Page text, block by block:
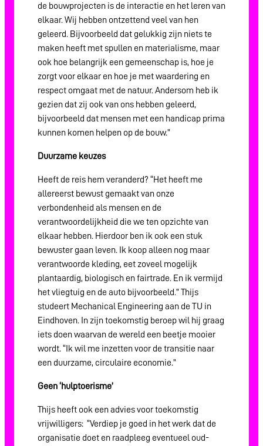
de bouwprojecten is de interactie en het leren van
elkaar. Wij hebben ontzettend veel van hen
geleerd. Bijvoorbeeld dat gelukkig zijn niets te
maken heeft met spullen en materialisme, maar
ook hoe belangrijk een gemeenschap is, hoe je
zorgt voor elkaar en hoe je met waardering en
respect omgaat met de natuur. Andersom heb ik
gezien dat zij ook van ons hebben geleerd,
bijvoorbeeld dat mensen met een handicap prima
kunnen komen helpen op de bouw.”
Duurzame keuzes
Heeft de reis hem veranderd? “Het heeft me
allereerst bewust gemaakt van onze
verbondenheid als mensen en de
verantwoordelijkheid die we ten opzichte van
elkaar hebben. Hierdoor ben ik ook een stuk
bewuster gaan leven. Ik koop alleen nog maar
verantwoorde kleding, eet zoveel mogelijk
plantaardig, biologisch en fairtrade. En ik vermijd
het vliegtuig en de auto bijvoorbeeld.” Thijs
studeert Mechanical Engineering aan de TU in
Eindhoven. In zijn toekomstig beroep wil hij graag
iets doen waarvan de wereld een beetje mooier
wordt. “Ik wil me inzetten voor de transitie naar
een duurzame, circulaire economie.”
Geen ‘hulptoerisme’
Thijs heeft ook een advies voor toekomstig
vrijwilligers: “Verdiep je goed in het werk dat de
organisatie doet en raadpleeg eventueel oud-